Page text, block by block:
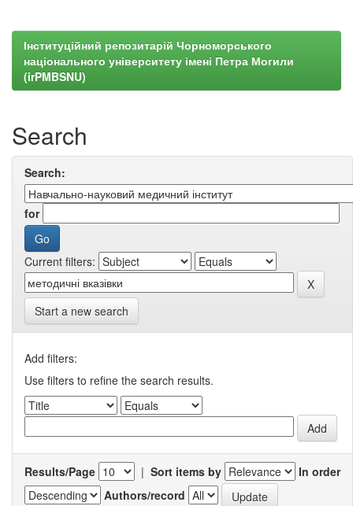
Інституційний репозитарій Чорноморського
національного університету імені Петра Могили
(irPMBSNU)
Search
Search:
for
Current filters:
Start a new search
Add filters:
Use filters to refine the search results.
Results/Page | Sort items by
In order
Authors/record